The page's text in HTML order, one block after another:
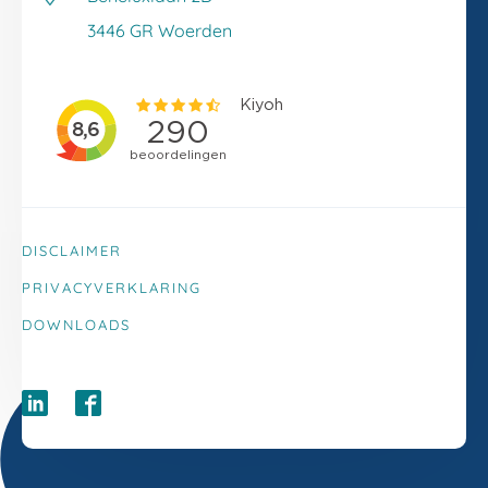
3446 GR Woerden
DISCLAIMER
PRIVACYVERKLARING
DOWNLOADS